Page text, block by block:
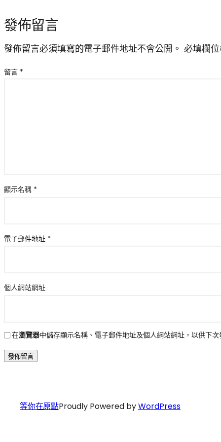
發佈留言
發佈留言必須填寫的電子郵件地址不會公開。 必填欄
留言 *
顯示名稱 *
電子郵件地址 *
個人網站網址
在瀏覽器中儲存顯示名稱、電子郵件地址及個人網站網址，以供下次
等你在原點Proudly Powered byWordPress